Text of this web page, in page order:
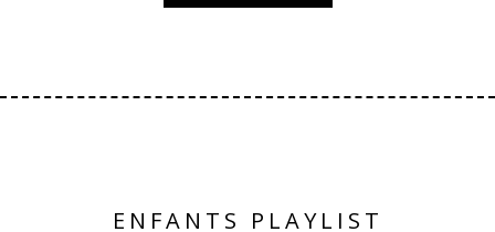
ENFANTS PLAYLIST